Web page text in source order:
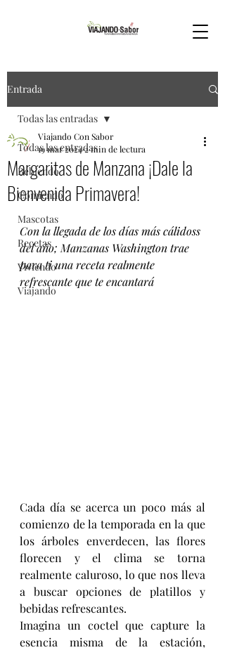
Entrada
Todas las entradas
Bebiendo
Comiendo
Mascotas
Recetas
Viviendo
Viajando
Todas las entradas
Margaritas de Manzana ¡Dale la
Bienvenida Primavera!
Viajando Con Sabor
19 mar 20242 min de lectura
Con la llegada de los días más cálidoss
del año; Manzanas Washington trae
para ti una receta realmente
refrescante que te encantará
Cada día se acerca un poco más al
comienzo de la temporada en la que
los árboles enverdecen, las flores
florecen y el clima se torna
realmente caluroso, lo que nos lleva
a buscar opciones de platillos y
bebidas refrescantes.
Imagina un coctel que capture la
esencia misma de la estación,